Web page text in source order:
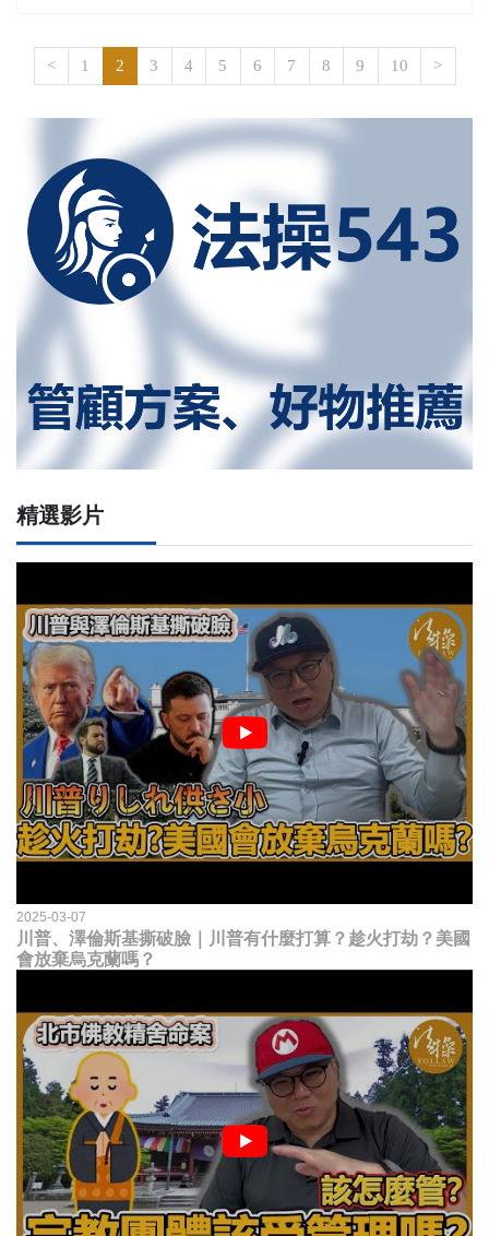
<
1 2 3 4 5 6 7 8 9 10 >
精選影片
2025-03-07
川普、澤倫斯基撕破臉｜川普有什麼打算？趁火打劫？美國
會放棄烏克蘭嗎？